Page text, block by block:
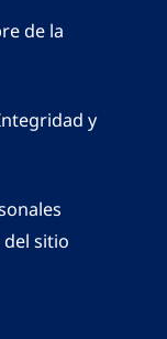
de la
y
sitio